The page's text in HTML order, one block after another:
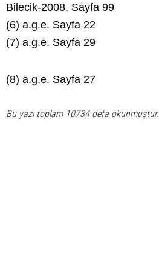
Bilecik-2008, Sayfa 99
(6) a.g.e. Sayfa 22
(7) a.g.e. Sayfa 29
(8) a.g.e. Sayfa 27
Bu yazı toplam 10734 defa okunmuştur.